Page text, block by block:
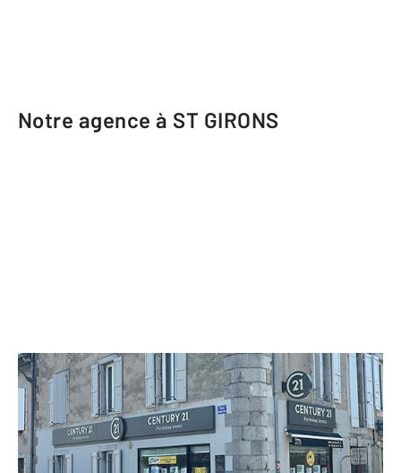
Notre agence à ST GIRONS
CENTURY 21 Pyrénées Immo
9 rue Villefranche
ST GIRONS - 09200